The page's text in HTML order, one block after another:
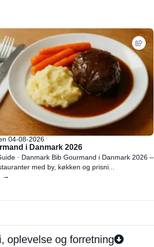
04-08-2026
i Danmark 2026
· Danmark Bib Gourmand i Danmark 2026 –
med by, køkken og prisni...
→
oplevelse og forretning